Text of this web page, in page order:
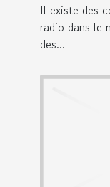
Il existe des
radio dans le
des...